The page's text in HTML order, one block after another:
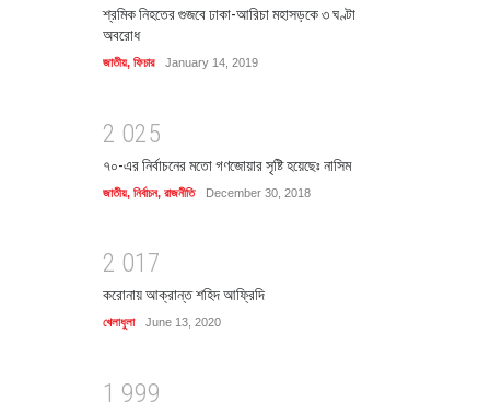
শ্রমিক নিহতের গুজবে ঢাকা-আরিচা মহাসড়কে ৩ ঘণ্টা
অবরোধ
জাতীয়, ফিচার January 14, 2019
2 025
৭০-এর নির্বাচনের মতো গণজোয়ার সৃষ্টি হয়েছেঃ নাসিম
জাতীয়, নির্বাচন, রাজনীতি December 30, 2018
2 01 7
করোনায় আক্রান্ত শহিদ আফ্রিদি
খেলাধুলা June 13, 2020
1 999